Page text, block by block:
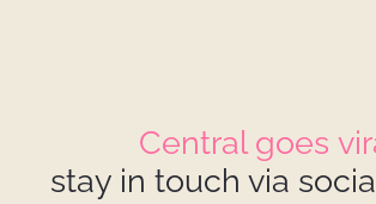
Central goes
stay in touch via